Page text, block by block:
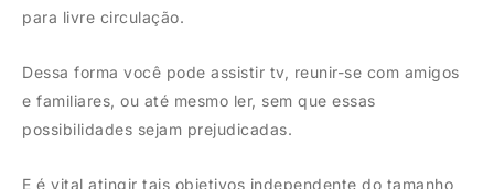
para livre circulação.
Dessa forma você pode assistir tv, reunir-se com amigos
e familiares, ou até mesmo ler, sem que essas
possibilidades sejam prejudicadas.
E é vital atingir tais objetivos independente do tamanho